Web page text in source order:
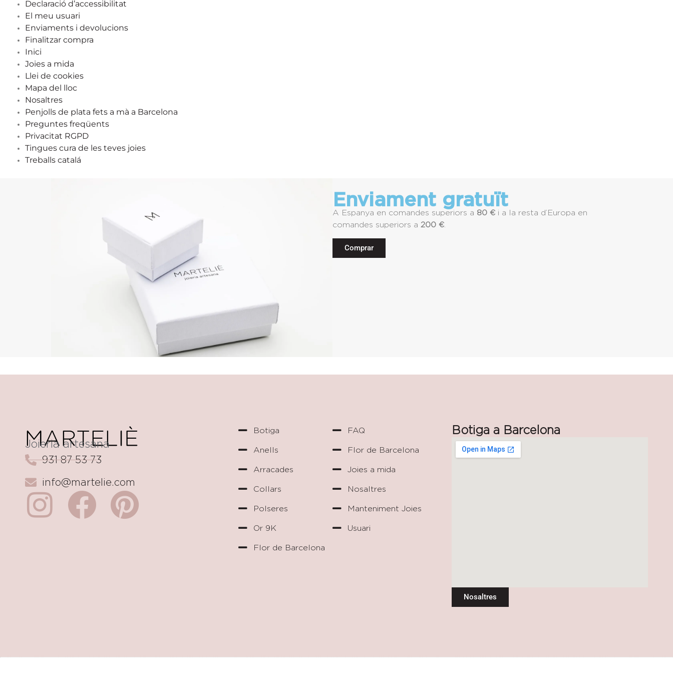
Declaració d’accessibilitat
El meu usuari
Enviaments i devolucions
Finalitzar compra
Inici
Joies a mida
Llei de cookies
Mapa del lloc
Nosaltres
Penjolls de plata fets a mà a Barcelona
Preguntes freqüents
Privacitat RGPD
Tingues cura de les teves joies
Treballs catalá
Enviament gratuït
A Espanya en comandes superiors a 80 €i a la resta d’Europa en
comandes superiors a 200 €.
Comprar
Joieria artesana
931 87 53 73
info@martelie.com
Botiga
Anells
Arracades
Collars
Polseres
Or 9K
Flor de Barcelona
FAQ
Flor de Barcelona
Joies a mida
Nosaltres
Manteniment Joies
Usuari
Botiga a Barcelona
Nosaltres